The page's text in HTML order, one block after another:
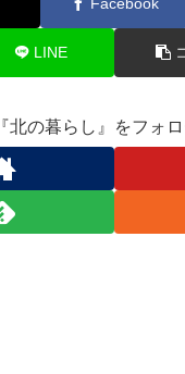
LINE
『北の暮らし』をフォ